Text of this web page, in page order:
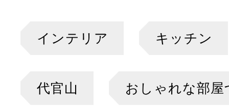
インテリア キッチン
代官山 おしゃれな部屋